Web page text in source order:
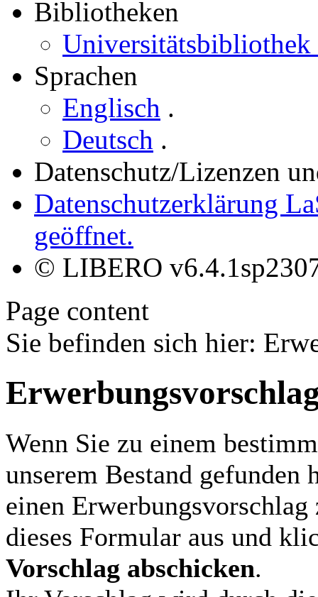
Bibliotheken
Sprachen
Englisch .
Deutsch .
Datenschutz/Lizenzen
Datenschutzerklärung
geöffnet.
© LIBERO
Page content
Sie befinden sich hier:
Wenn Sie zu einem
unserem Bestand gefunden
einen
dieses Formular aus und
Vorschlag abschicken.